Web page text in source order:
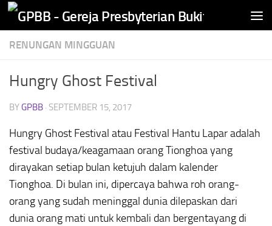
Skip to content
RENUNGAN MINGGUAN
Hungry Ghost Festival
BYGPBB · SEPTEMBER 15, 2017
Hungry Ghost Festival atau Festival Hantu Lapar adalah
festival budaya/keagamaan orang Tionghoa yang
dirayakan setiap bulan ketujuh dalam kalender
Tionghoa. Di bulan ini, dipercaya bahwa roh orang-
orang yang sudah meninggal dunia dilepaskan dari
dunia orang mati untuk kembali dan bergentayang di